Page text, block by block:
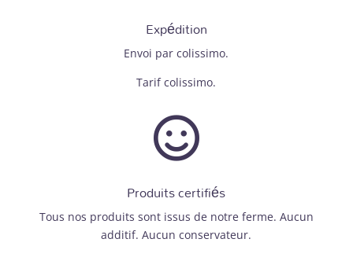
Expédition
Envoi par colissimo.
Tarif colissimo.

Produits certifiés
Tous nos produits sont issus de notre ferme. Aucun
additif. Aucun conservateur.